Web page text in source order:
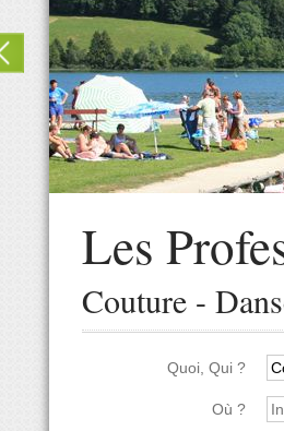
Les
Couture -
Quoi, Qui ?
Où ?